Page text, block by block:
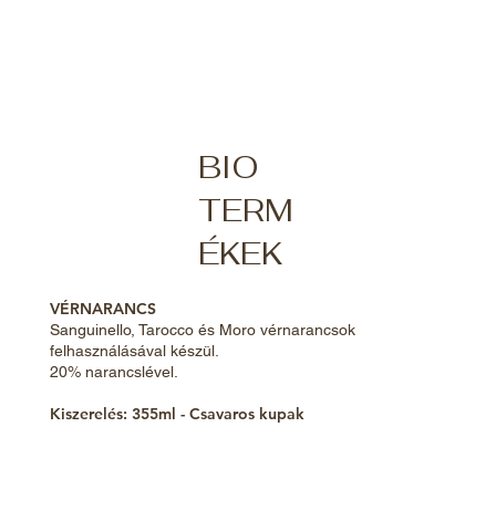
VÉRNARANCS
Sanguinello, Tarocco és Moro vérnarancsok
felhasználásával készül.
20% narancslével.
Kiszerelés: 355ml - Csavaros kupak
BIO
TERM
ÉKEK